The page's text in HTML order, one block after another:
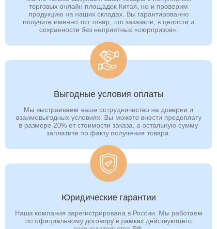
торговых онлайн площадок Китая, но и проверим
продукцию на наших складах. Вы гарантированно
получите именно тот товар, что заказали, в целости и
сохранности без неприятных «сюрпризов».
Выгодные условия оплаты
Мы выстраиваем наше сотрудничество на доверии и
взаимовыгодных условиях. Вы можете внести предоплату
в размере 20% от стоимости заказа, а остальную сумму
заплатите по факту получения товара.
Юридические гарантии
Наша компания зарегистрирована в России. Мы работаем
по официальному договору в рамках действующего
Таганрог Тамбов
Тверь Тобольск
Томск
Тула Тюмень
Ульяновск
Уфа
Хабаровск Ханты-Мансийск
Хасавюрт Чебоксары
Чита
Элиста
Южно-Сахалинск
Якутск Ярославль